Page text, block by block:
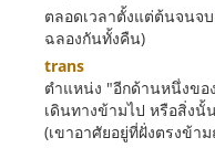
ตลอดเวลาตั้งแต่ต้นจนจ
ฉลองกันทั้งคืน)
trans
ตำแหน่ง "อีกด้านหนึ่งขอ
เดินทางข้ามไป หรือสิ่งนั้
(เขาอาศัยอยู่ที่ฝั่งตรงข้า